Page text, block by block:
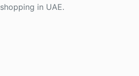
in UAE.